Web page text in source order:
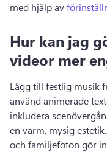
med hjälp av
Hur kan jag
videor mer
Lägg till festlig musik
använd animerade
inkludera
en varm, mysig estetik.
och familjefoton gör